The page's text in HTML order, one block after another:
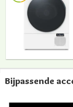
Bijpassende